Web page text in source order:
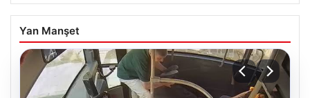
Yan Manşet